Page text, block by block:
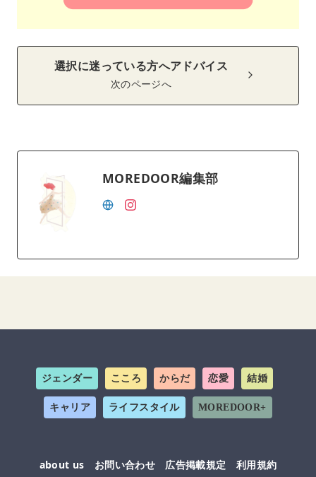
選択に迷っている方へアドバイス
次のページへ
MOREDOOR編集部
ジェンダー こころ からだ 恋愛 結婚
キャリア ライフスタイル MOREDOOR+
about us お問い合わせ 広告掲載規定 利用規約